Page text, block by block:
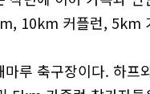
10km 커플런, 5km
마루 축구장이다. 하